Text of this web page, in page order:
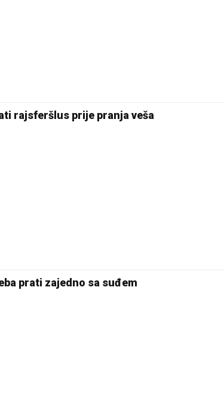
rajsferšlus prije pranja veša
prati zajedno sa suđem